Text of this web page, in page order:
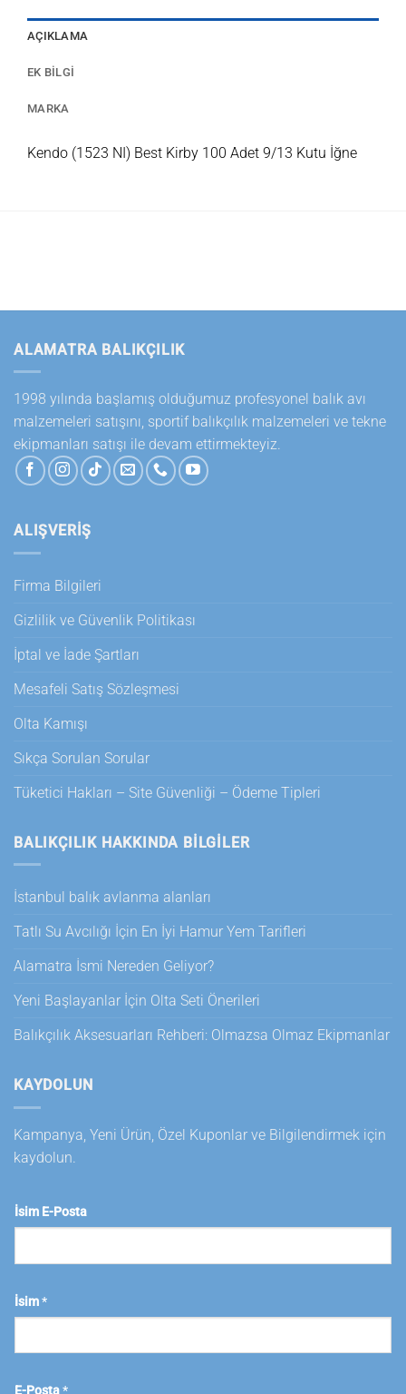
AÇIKLAMA
EK BILGI
MARKA
Kendo (1523 NI) Best Kirby 100 Adet 9/13 Kutu İğne
ALAMATRA BALIKÇILIK
1998 yılında başlamış olduğumuz profesyonel balık avı
malzemeleri satışını, sportif balıkçılık malzemeleri ve tekne
ekipmanları satışı ile devam ettirmekteyiz.
ALIŞVERİŞ
Firma Bilgileri
Gizlilik ve Güvenlik Politikası
İptal ve İade Şartları
Mesafeli Satış Sözleşmesi
Olta Kamışı
Sıkça Sorulan Sorular
Tüketici Hakları – Site Güvenliği – Ödeme Tipleri
BALIKÇILIK HAKKINDA BILGILER
İstanbul balık avlanma alanları
Tatlı Su Avcılığı İçin En İyi Hamur Yem Tarifleri
Alamatra İsmi Nereden Geliyor?
Yeni Başlayanlar İçin Olta Seti Önerileri
Balıkçılık Aksesuarları Rehberi: Olmazsa Olmaz Ekipmanlar
KAYDOLUN
Kampanya, Yeni Ürün, Özel Kuponlar ve Bilgilendirmek için
kaydolun.
İsim E-Posta
İsim*